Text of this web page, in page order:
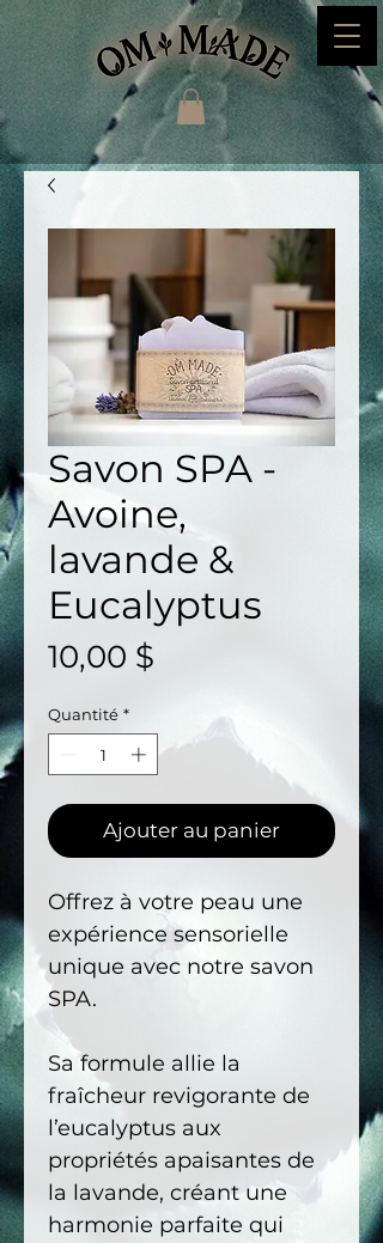
Savon SPA -
Avoine,
lavande &
Eucalyptus
10,00 $
Quantité *
Ajouter au panier
Offrez à votre peau une
expérience sensorielle
unique avec notre savon
SPA.
Sa formule allie la
fraîcheur revigorante de
l’eucalyptus aux
propriétés apaisantes de
la lavande, créant une
harmonie parfaite qui